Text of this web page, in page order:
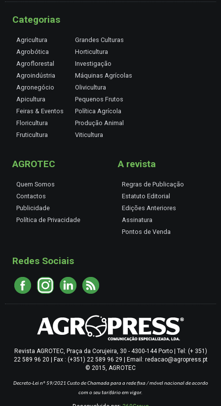
Categorias
Agricultura
Agrobótica
Agroflorestal
Agroindústria
Agronegócio
Apicultura
Feiras & Eventos
Floricultura
Fruticultura
Grandes Culturas
Horticultura
Investigação
Máquinas Agrícolas
Olivicultura
Pequenos Frutos
Política Agrícola
Produção Animal
Viticultura
AGROTEC
Quem Somos
Contactos
Publicidade
Política de Privacidade
A revista
Regras de Publicação
Estatuto Editorial
Edições Anteriores
Assinatura
Pontos de Venda
Redes Sociais
Revista AGROTEC, Praça da Corujeira, 30 - 4300-144 Porto | Tel: (+ 351)
22 589 96 20 | Fax : (+351) 22 589 96 29 | Email: redacao@agropress.pt
© 2015, AGROTEC
Decreto-Lei nº 59/2021 Custo de Chamada para a rede fixa / móvel nacional de acordo
com o seu tarifário em vigor.